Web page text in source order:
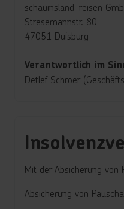
schauinsland-reisen
Stresemannstr. 80
47051 Duisburg
Verantwortlich im
Detlef Schroer
Mit der Absicherung von
Absicherung von